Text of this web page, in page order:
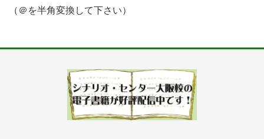
（＠を半角変換して下さい）